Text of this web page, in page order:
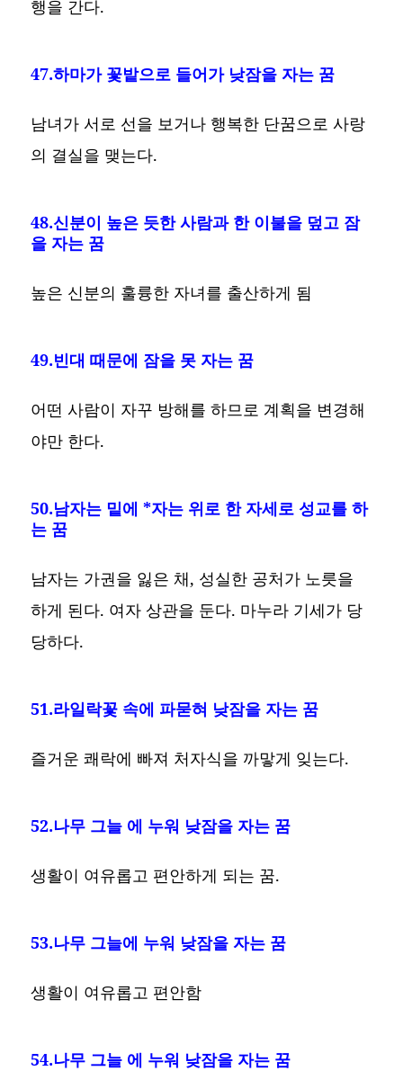
행을 간다.
47.하마가 꽃밭으로 들어가 낮잠을 자는 꿈
남녀가 서로 선을 보거나 행복한 단꿈으로 사랑
의 결실을 맺는다.
48.신분이 높은 듯한 사람과 한 이불을 덮고 잠
을 자는 꿈
높은 신분의 훌륭한 자녀를 출산하게 됨
49.빈대 때문에 잠을 못 자는 꿈
어떤 사람이 자꾸 방해를 하므로 계획을 변경해
야만 한다.
50.남자는 밑에 *자는 위로 한 자세로 성교를 하
는 꿈
남자는 가권을 잃은 채, 성실한 공처가 노릇을
하게 된다. 여자 상관을 둔다. 마누라 기세가 당
당하다.
51.라일락꽃 속에 파묻혀 낮잠을 자는 꿈
즐거운 쾌락에 빠져 처자식을 까맣게 잊는다.
52.나무 그늘 에 누워 낮잠을 자는 꿈
생활이 여유롭고 편안하게 되는 꿈.
53.나무 그늘에 누워 낮잠을 자는 꿈
생활이 여유롭고 편안함
54.나무 그늘 에 누워 낮잠을 자는 꿈